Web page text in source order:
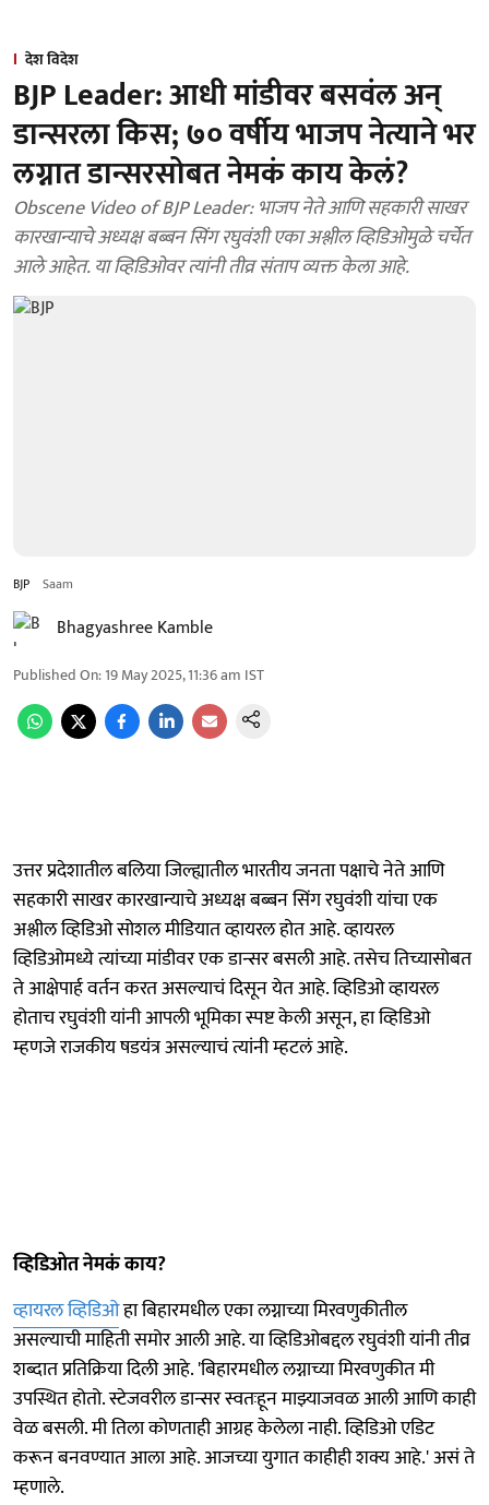
देश विदेश
BJP Leader: आधी मांडीवर बसवंल अन्
डान्सरला किस; ७० वर्षीय भाजप नेत्याने भर
लग्नात डान्सरसोबत नेमकं काय केलं?
Obscene Video of BJP Leader: भाजप नेते आणि सहकारी साखर
कारखान्याचे अध्यक्ष बब्बन सिंग रघुवंशी एका अश्लील व्हिडिओमुळे चर्चेत
आले आहेत. या व्हिडिओवर त्यांनी तीव्र संताप व्यक्त केला आहे.
BJP Saam
Bhagyashree Kamble
Published On:19 May 2025, 11:36 am IST
उत्तर प्रदेशातील बलिया जिल्ह्यातील भारतीय जनता पक्षाचे नेते आणि
सहकारी साखर कारखान्याचे अध्यक्ष बब्बन सिंग रघुवंशी यांचा एक
अश्लील व्हिडिओ सोशल मीडियात व्हायरल होत आहे. व्हायरल
व्हिडिओमध्ये त्यांच्या मांडीवर एक डान्सर बसली आहे. तसेच तिच्यासोबत
ते आक्षेपार्ह वर्तन करत असल्याचं दिसून येत आहे. व्हिडिओ व्हायरल
होताच रघुवंशी यांनी आपली भूमिका स्पष्ट केली असून, हा व्हिडिओ
म्हणजे राजकीय षडयंत्र असल्याचं त्यांनी म्हटलं आहे.
व्हिडिओत नेमकं काय?
व्हायरल व्हिडिओहा बिहारमधील एका लग्नाच्या मिरवणुकीतील
असल्याची माहिती समोर आली आहे. या व्हिडिओबद्दल रघुवंशी यांनी तीव्र
शब्दात प्रतिक्रिया दिली आहे. 'बिहारमधील लग्नाच्या मिरवणुकीत मी
उपस्थित होतो. स्टेजवरील डान्सर स्वतःहून माझ्याजवळ आली आणि काही
वेळ बसली. मी तिला कोणताही आग्रह केलेला नाही. व्हिडिओ एडिट
करून बनवण्यात आला आहे. आजच्या युगात काहीही शक्य आहे.' असं ते
म्हणाले.